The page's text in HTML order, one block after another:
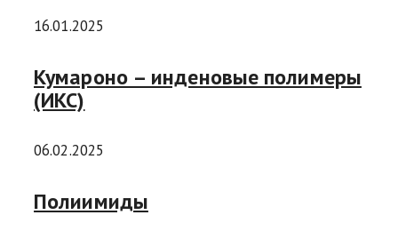
16.01.2025
Кумароно – инденовые полимеры
(ИКС)
06.02.2025
Полиимиды